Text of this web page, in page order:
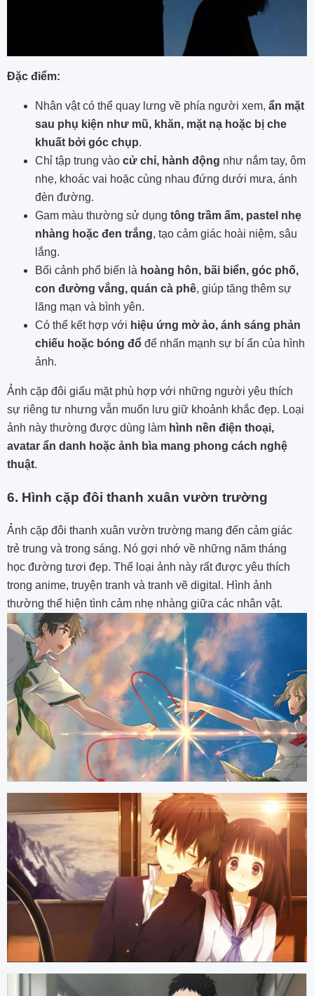
Đặc điểm:
Nhân vật có thể quay lưng về phía người xem, ẩn mặt
sau phụ kiện như mũ, khăn, mặt nạ hoặc bị che
khuất bởi góc chụp.
Chỉ tập trung vào cử chỉ, hành động như nắm tay, ôm
nhẹ, khoác vai hoặc cùng nhau đứng dưới mưa, ánh
đèn đường.
Gam màu thường sử dụng tông trầm ấm, pastel nhẹ
nhàng hoặc đen trắng, tạo cảm giác hoài niệm, sâu
lắng.
Bối cảnh phổ biến là hoàng hôn, bãi biển, góc phố,
con đường vắng, quán cà phê, giúp tăng thêm sự
lãng mạn và bình yên.
Có thể kết hợp với hiệu ứng mờ ảo, ánh sáng phản
chiếu hoặc bóng đổ để nhấn mạnh sự bí ẩn của hình
ảnh.
Ảnh cặp đôi giấu mặt phù hợp với những người yêu thích
sự riêng tư nhưng vẫn muốn lưu giữ khoảnh khắc đẹp. Loại
ảnh này thường được dùng làm hình nền điện thoại,
avatar ẩn danh hoặc ảnh bìa mang phong cách nghệ
thuật.
6. Hình cặp đôi thanh xuân vườn trường
Ảnh cặp đôi thanh xuân vườn trường mang đến cảm giác
trẻ trung và trong sáng. Nó gợi nhớ về những năm tháng
học đường tươi đẹp. Thể loại ảnh này rất được yêu thích
trong anime, truyện tranh và tranh vẽ digital. Hình ảnh
thường thể hiện tình cảm nhẹ nhàng giữa các nhân vật.